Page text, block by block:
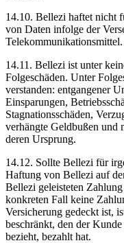
14.10. Bellezi haftet nicht
von Daten infolge der
Telekommunikationsmittel.
14.11. Bellezi ist unter
Folgeschäden. Unter
verstanden: entgangener
Einsparungen,
Stagnationsschäden,
verhängte Geldbußen und
deren Ursprung.
14.12. Sollte Bellezi für
Haftung von Bellezi auf
Bellezi geleisteten
konkreten Fall keine
Versicherung gedeckt ist,
beschränkt, den der
bezieht, bezahlt hat.